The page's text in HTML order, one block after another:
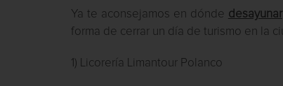
Ya te aconsejamos en dónde desayunar
forma de cerrar un día de turismo en la
1) Licorería Limantour Polanco